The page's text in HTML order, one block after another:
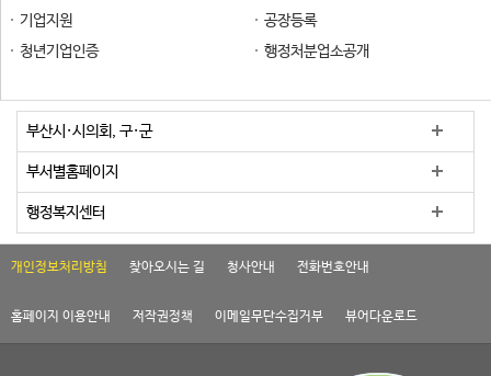
기업지원
공장등록
청년기업인증
행정처분업소공개
부산시·시의회, 구·군
부서별홈페이지
행정복지센터
개인정보처리방침 찾아오시는 길 청사안내 전화번호안내
홈페이지 이용안내 저작권정책 이메일무단수집거부 뷰어다운로드